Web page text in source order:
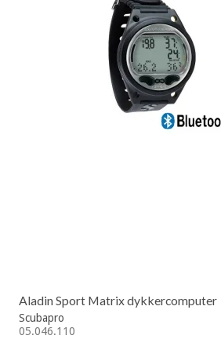
Aladin Sport Matrix dykkercomputer
Scubapro
05.046.110